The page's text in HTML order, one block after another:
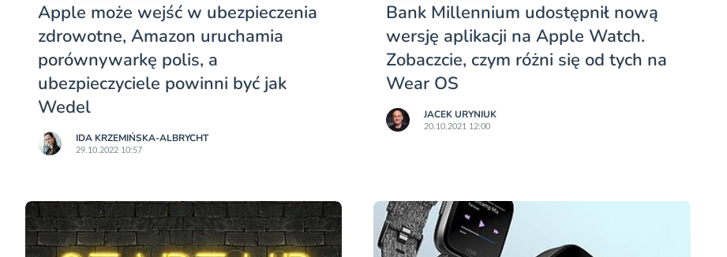
Apple może wejść w ubezpieczenia
zdrowotne, Amazon uruchamia
porównywarkę polis, a
ubezpieczyciele powinni być jak
Wedel
IDA KRZEMIŃSKA-ALBRYCHT
29.10.2022 10:57
Bank Millennium udostępnił nową
wersję aplikacji na Apple Watch.
Zobaczcie, czym różni się od tych na
Wear OS
JACEK URYNIUK
20.10.2021 12:00